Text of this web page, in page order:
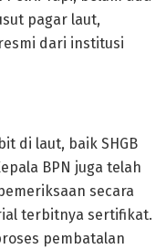
pagar laut,
dari institusi
di laut, baik SHGB
BPN juga telah
secara
terbitnya sertifikat.
pembatalan